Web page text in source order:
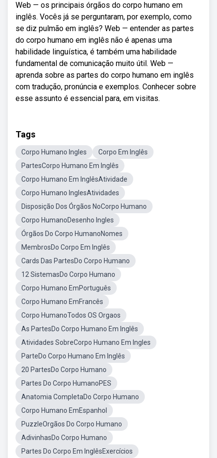
Web — os principais órgãos do corpo humano em
inglês. Vocês já se perguntaram, por exemplo, como
se diz pulmão em inglês? Web — entender as partes
do corpo humano em inglês não é apenas uma
habilidade linguística, é também uma habilidade
fundamental de comunicação muito útil. Web —
aprenda sobre as partes do corpo humano em inglês
com tradução, pronúncia e exemplos. Conhecer sobre
esse assunto é essencial para, em visitas.
Tags
Corpo Humano Ingles
Corpo Em Inglês
PartesCorpo Humano Em Inglês
Corpo Humano Em InglêsAtividade
Corpo Humano InglesAtividades
Disposição Dos Órgãos NoCorpo Humano
Corpo HumanoDesenho Ingles
Órgãos Do Corpo HumanoNomes
MembrosDo Corpo Em Inglês
Cards Das PartesDo Corpo Humano
12 SistemasDo Corpo Humano
Corpo Humano EmPortuguês
Corpo Humano EmFrancês
Corpo HumanoTodos OS Orgaos
As PartesDo Corpo Humano Em Inglês
Atividades SobreCorpo Humano Em Ingles
ParteDo Corpo Humano Em Inglês
20 PartesDo Corpo Humano
Partes Do Corpo HumanoPES
Anatomia CompletaDo Corpo Humano
Corpo Humano EmEspanhol
PuzzleOrgãos Do Corpo Humano
AdivinhasDo Corpo Humano
Partes Do Corpo Em InglêsExercícios